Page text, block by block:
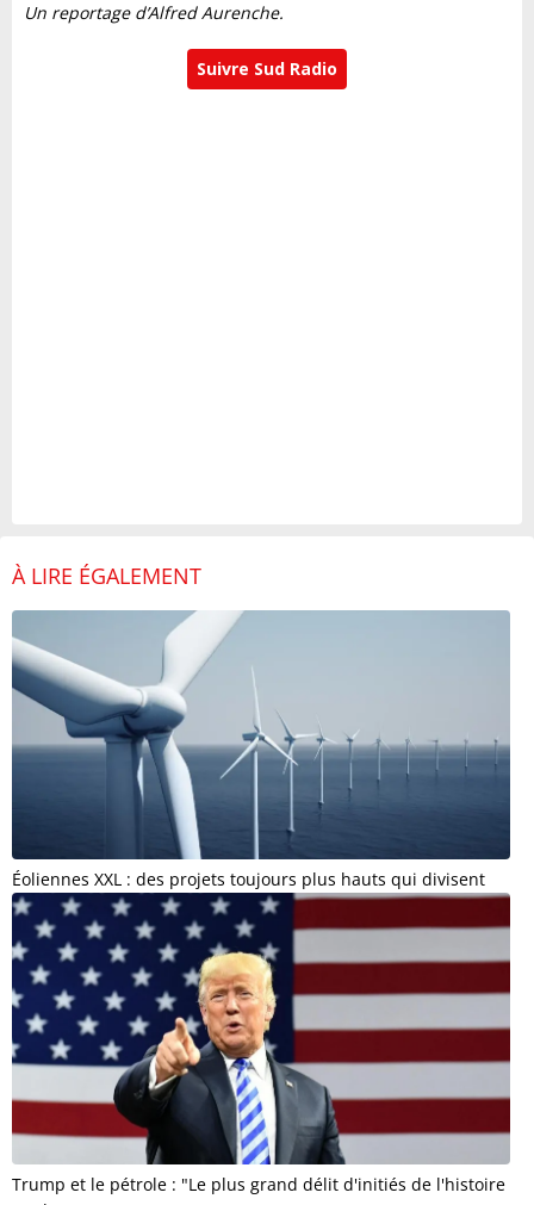
Un reportage d’Alfred Aurenche.
Suivre Sud Radio
À LIRE ÉGALEMENT
Éoliennes XXL : des projets toujours plus hauts qui divisent
Trump et le pétrole : "Le plus grand délit d'initiés de l'histoire